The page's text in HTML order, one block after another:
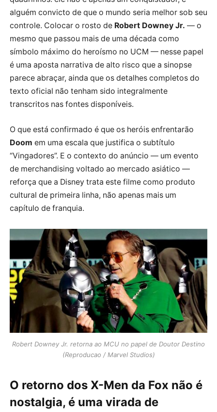
alguém convicto de que o mundo seria melhor sob seu
controle. Colocar o rosto de Robert Downey Jr. — o
mesmo que passou mais de uma década como
símbolo máximo do heroísmo no UCM — nesse papel
é uma aposta narrativa de alto risco que a sinopse
parece abraçar, ainda que os detalhes completos do
texto oficial não tenham sido integralmente
transcritos nas fontes disponíveis.
O que está confirmado é que os heróis enfrentarão
Doom em uma escala que justifica o subtítulo
“Vingadores”. E o contexto do anúncio — um evento
de merchandising voltado ao mercado asiático —
reforça que a Disney trata este filme como produto
cultural de primeira linha, não apenas mais um
capítulo de franquia.
Robert Downey Jr. retorna ao MCU no papel de Doutor Destino
(Reproducao / Marvel Studios)
O retorno dos X-Men da Fox não é
nostalgia, é uma virada de